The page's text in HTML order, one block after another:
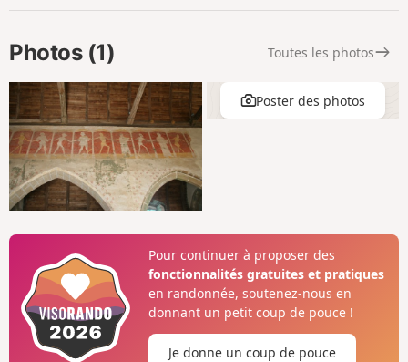
Photos (1) Toutes les photos
Poster des photos
Pour continuer à proposer des
fonctionnalités gratuites et pratiques
en randonnée, soutenez-nous en
donnant un petit coup de pouce !
Je donne un coup de pouce